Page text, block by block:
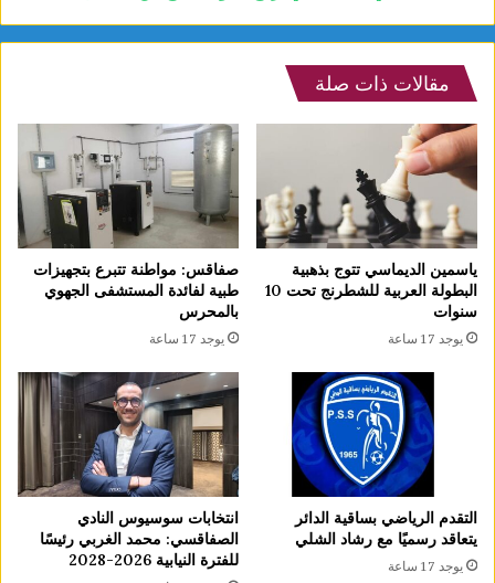
مقالات ذات صلة
ياسمين الديماسي تتوج بذهبية
البطولة العربية للشطرنج تحت 10
سنوات
يوجد 17 ساعة
صفاقس: مواطنة تتبرع بتجهيزات
طبية لفائدة المستشفى الجهوي
بالمحرس
يوجد 17 ساعة
التقدم الرياضي بساقية الدائر
يتعاقد رسميًا مع رشاد الشلي
يوجد 17 ساعة
انتخابات سوسيوس النادي
الصفاقسي: محمد الغربي رئيسًا
للفترة النيابية 2026-2028